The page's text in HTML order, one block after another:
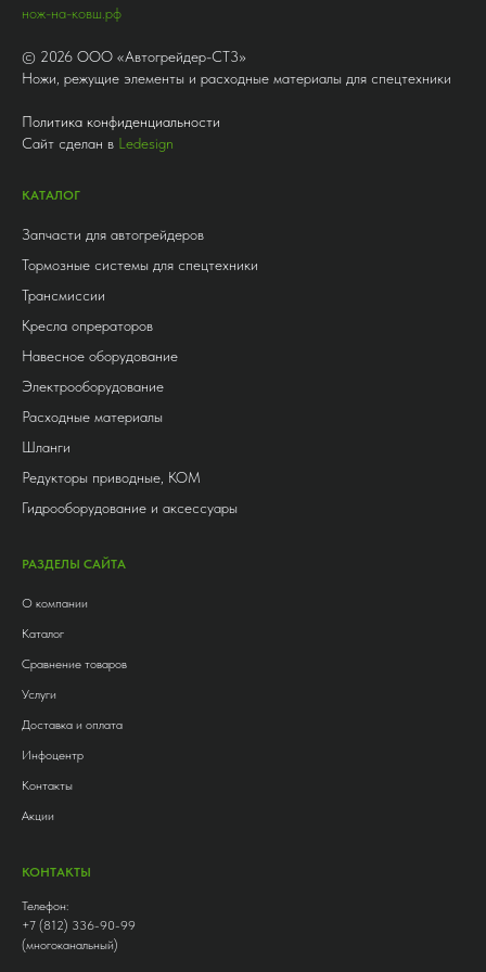
нож-на-ковш.рф
© 2026 ООО «Автогрейдер-СТ3»
Ножи, режущие элементы и расходные материалы для спецтехники
Политика конфиденциальности
Сайт сделан в Ledesign
КАТАЛОГ
Запчасти для автогрейдеров
Тормозные системы для спецтехники
Трансмиссии
Кресла опрераторов
Навесное оборудование
Электрооборудование
Расходные материалы
Шланги
Редукторы приводные, КОМ
Гидрооборудование и аксессуары
РАЗДЕЛЫ САЙТА
О компании
Каталог
Сравнение товаров
Услуги
Доставка и оплата
Инфоцентр
Контакты
Акции
КОНТАКТЫ
Телефон:
+7 (812) 336-90-99
(многоканальный)